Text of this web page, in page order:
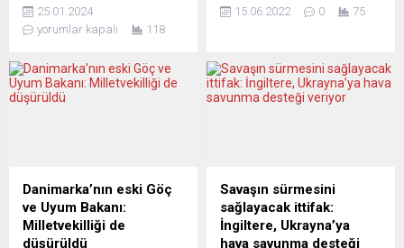
konusu gündemde büyük
tartışmalara neden oldu.
emniyetine bağlı ulusal
operasyonlar müdürlüğünün
şirketi silahlı kuvvetlerin
karargâhında faaliyete
geçirmiş durumda. İsveç
basını, durumun ciddiyetini
25.01.2024
yorumlar kapalı
118
mayoyla girebilmesine izin
yönelik kararı gelecek
günlerde vermesi
girebilmesine izin veren
düzenlemenin askıya
alınmasına yönelik Grenoble
Belediyesi’nin itirazını
15.06.2022 0 75
Danimarka’nın eski Göç
ve Uyum Bakanı:
Milletvekilliği de
düşürüldü
Savaşın sürmesini
sağlayacak ittifak:
İngiltere, Ukrayna’ya
hava savunma desteği